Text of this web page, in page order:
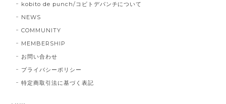
kobito de punch/コビトデパンチについて
NEWS
COMMUNITY
MEMBERSHIP
お問い合わせ
プライバシーポリシー
特定商取引法に基づく表記